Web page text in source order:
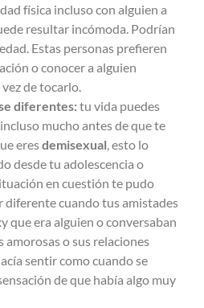
física incluso con alguien a
resultar incómoda. Podrían
Estas personas prefieren
o conocer a alguien
de tocarlo.
diferentes:tu vida puedes
mucho antes de que te
eresdemisexual, esto lo
desde tu adolescencia o
en cuestión te pudo
diferente cuando tus amistades
que era alguien o conversaban
amorosas o sus relaciones
sentir como cuando se
de que había algo muy